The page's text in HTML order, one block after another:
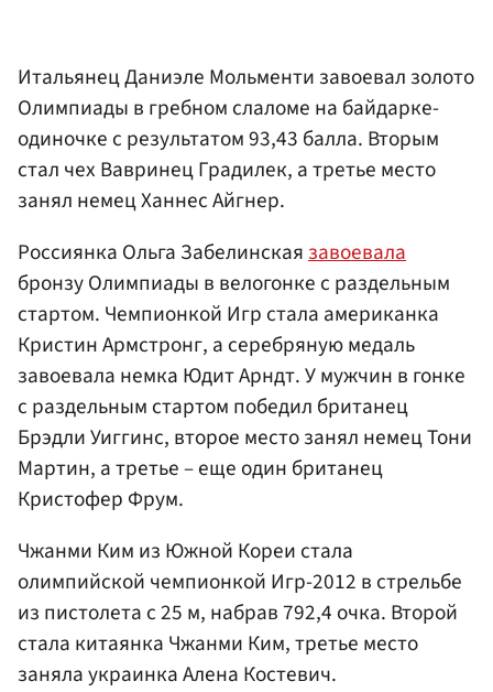
Итальянец Даниэле Мольменти завоевал золото
Олимпиады в гребном слаломе на байдарке-
одиночке с результатом 93,43 балла. Вторым
стал чех Вавринец Градилек, а третье место
занял немец Ханнес Айгнер.
Россиянка Ольга Забелинскаязавоевала
бронзу Олимпиады в велогонке с раздельным
стартом. Чемпионкой Игр стала американка
Кристин Армстронг, а серебряную медаль
завоевала немка Юдит Арндт. У мужчин в гонке
с раздельным стартом победил британец
Брэдли Уиггинс, второе место занял немец Тони
Мартин, а третье – еще один британец
Кристофер Фрум.
Чжанми Ким из Южной Кореи стала
олимпийской чемпионкой Игр-2012 в стрельбе
из пистолета с 25 м, набрав 792,4 очка. Второй
стала китаянка Чжанми Ким, третье место
заняла украинка Алена Костевич.